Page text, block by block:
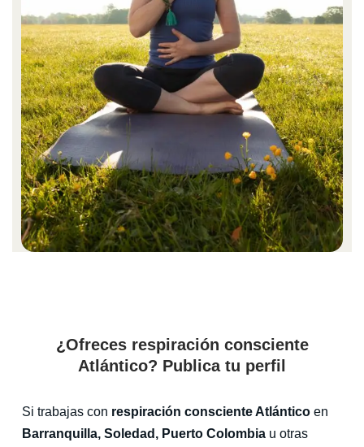
¿Ofreces respiración consciente
Atlántico? Publica tu perfil
Si trabajas con respiración consciente Atlánticoen
Barranquilla, Soledad, Puerto Colombiau otras